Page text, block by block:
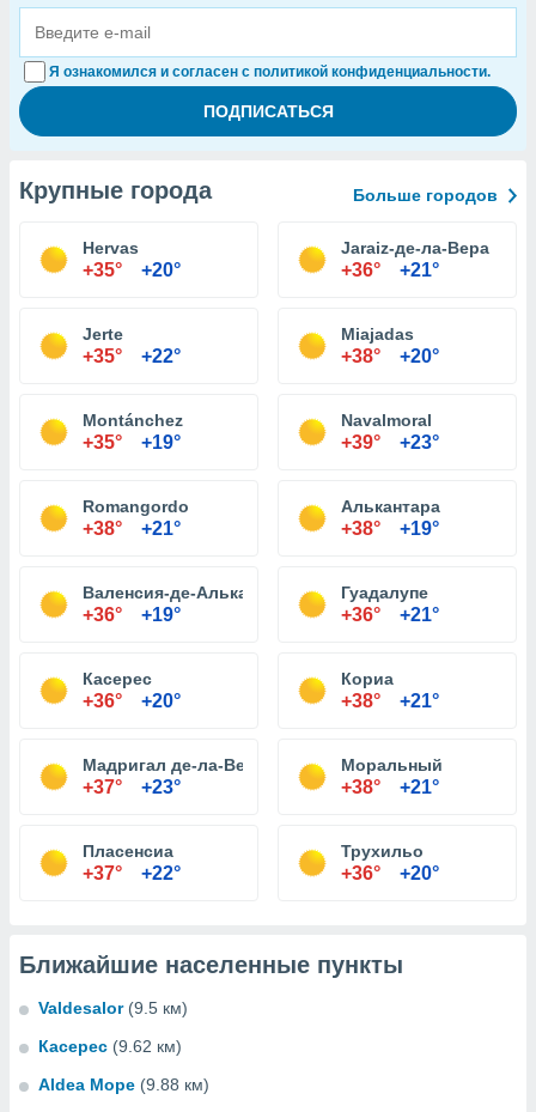
Я ознакомился и согласен с политикой конфиденциальности.
Крупные города Больше городов
Hervas
+35° +20°
Jaraiz-де-ла-Вера
+36° +21°
Jerte
+35° +22°
Miajadas
+38° +20°
Montánchez
+35° +19°
Navalmoral
+39° +23°
Romangordo
+38° +21°
Алькантара
+38° +19°
Валенсия-де-Алькантара
+36° +19°
Гуадалупе
+36° +21°
Касерес
+36° +20°
Кориа
+38° +21°
Мадригал де-ла-Вера
+37° +23°
Моральный
+38° +21°
Пласенсиа
+37° +22°
Трухильо
+36° +20°
Ближайшие населенные пункты
Valdesalor (9.5 км)
Касерес (9.62 км)
Aldea Море (9.88 км)